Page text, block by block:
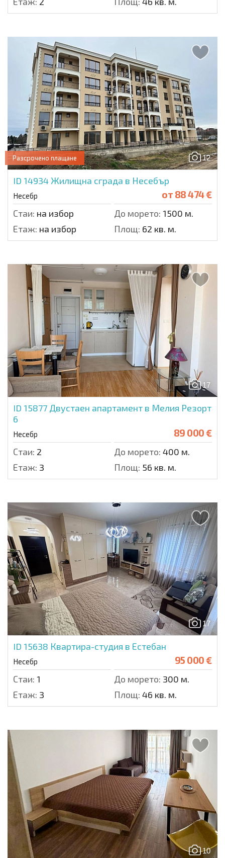
12
Разсрочено плащане
ID 14934 Жилищна сграда в Несебър
Несебр от 88 474 €
Стаи: на избор До морето: 1500 м.
Етаж: на избор Площ: 62 кв. м.
17
ID 15877 Двустаен апартамент в Мелия Резорт
6
Несебр 89 000 €
Стаи: 2 До морето: 400 м.
Етаж: 3 Площ: 56 кв. м.
17
ID 15638 Квартира-студия в Естебан
Несебр 95 000 €
Стаи: 1 До морето: 300 м.
Етаж: 3 Площ: 46 кв. м.
10